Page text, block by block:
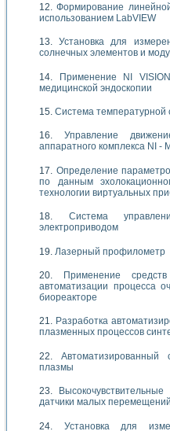
Формирование
использованием LabVIEW
Установка для
солнечных элементов и
Применение NI
медицинской эндоскопии
Система температурной
Управление
аппаратного комплекса NI -
Определение
по данным
технологии виртуальных
Система
электроприводом
Лазерный профилометр
Применение
автоматизации процесса
биореакторе
Разработка
плазменных процессов
Автоматизированный
плазмы
датчики малых
Установка для